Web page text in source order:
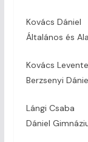
Kovács
Általános és
Kovács
Berzsenyi
Lángi
Dániel